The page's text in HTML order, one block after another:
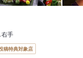
右手
稿特典対象店